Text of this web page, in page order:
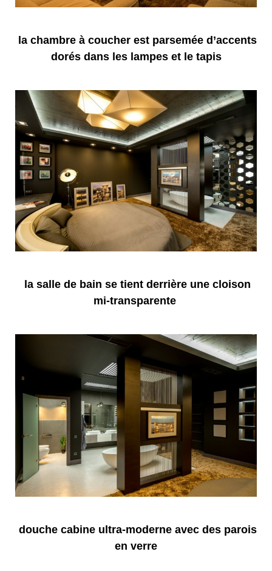
la chambre à coucher est parsemée d’accents
dorés dans les lampes et le tapis
la salle de bain se tient derrière une cloison
mi-transparente
douche cabine ultra-moderne avec des parois
en verre